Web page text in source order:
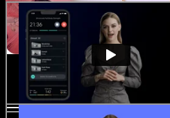
Tutorial del